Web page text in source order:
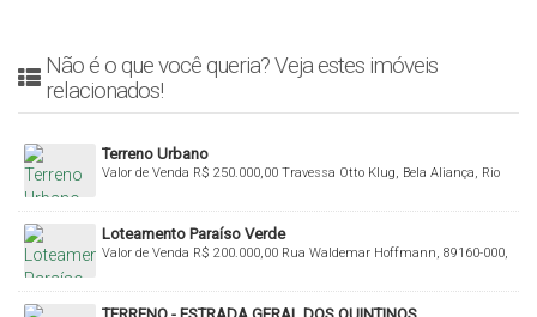
Não é o que você queria? Veja estes imóveis
relacionados!
Terreno Urbano
R$ 250.000,00
Valor de Venda
Travessa Otto Klug, Bela Aliança, Rio
Loteamento Paraíso Verde
R$ 200.000,00
Valor de Venda
Rua Waldemar Hoffmann, 89160-000,